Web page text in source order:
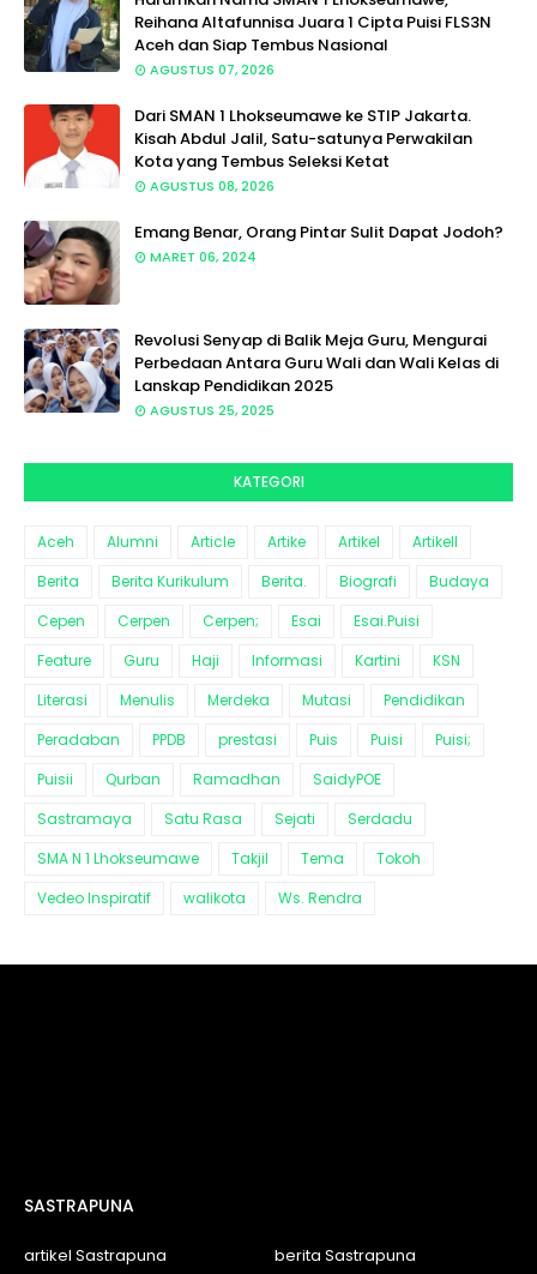
Reihana Altafunnisa Juara 1 Cipta Puisi FLS3N
Aceh dan Siap Tembus Nasional
AGUSTUS 07, 2026
Dari SMAN 1 Lhokseumawe ke STIP Jakarta.
Kisah Abdul Jalil, Satu-satunya Perwakilan
Kota yang Tembus Seleksi Ketat
AGUSTUS 08, 2026
Emang Benar, Orang Pintar Sulit Dapat Jodoh?
MARET 06, 2024
Revolusi Senyap di Balik Meja Guru, Mengurai
Perbedaan Antara Guru Wali dan Wali Kelas di
Lanskap Pendidikan 2025
AGUSTUS 25, 2025
KATEGORI
Aceh Alumni Article Artike Artikel
Artikell
Berita
Berita Kurikulum Berita. Biografi
Budaya
Cepen
Cerpen Cerpen; Esai
Esai.Puisi
Feature
Guru Haji Informasi Kartini
KSN
Literasi
Menulis Merdeka Mutasi
Pendidikan
Peradaban
PPDB prestasi Puis Puisi
Puisi;
Puisii
Qurban Ramadhan
SaidyPOE
Sastramaya
Satu Rasa Sejati
Serdadu
SMA N 1 Lhokseumawe
Takjil Tema
Tokoh
Vedeo Inspiratif
walikota Ws. Rendra
SASTRAPUNA
artikel Sastrapuna
berita Sastrapuna